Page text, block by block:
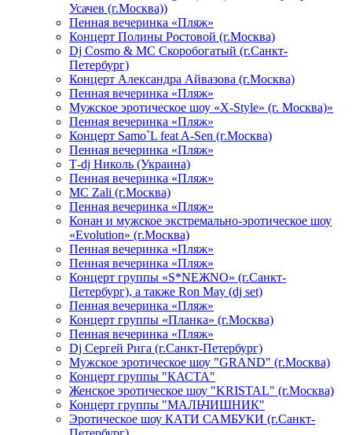
Усачев (г.Москва))
Пенная вечеринка «Пляж»
Концерт Полины Ростовой (г.Москва)
Dj Cosmo & МС Скоробогатый (г.Санкт-
Петербург)
Концерт Александра Айвазова (г.Москва)
Пенная вечеринка «Пляж»
Мужское эротическое шоу «X-Style» (г. Москва)»
Пенная вечеринка «Пляж»
Концерт Samo`L feat A-Sen (г.Москва)
Пенная вечеринка «Пляж»
Т-dj Николь (Украина)
Пенная вечеринка «Пляж»
МС Zali (г.Москва)
Пенная вечеринка «Пляж»
Конан и мужское экстремально-эротическое шоу
«Evolution» (г.Москва)
Пенная вечеринка «Пляж»
Пенная вечеринка «Пляж»
Концерт группы «S*NEЖNO» (г.Санкт-
Петербург), а также Ron May (dj set)
Пенная вечеринка «Пляж»
Концерт группы «Планка» (г.Москва)
Пенная вечеринка «Пляж»
Dj Сергей Рига (г.Санкт-Петербург)
Мужское эротическое шоу "GRAND" (г.Москва)
Концерт группы "КАСТА"
Женское эротическое шоу "KRISTAL" (г.Москва)
Концерт группы "МАЛЬЧИШНИК"
Эротическое шоу КАТИ САМБУКИ (г.Санкт-